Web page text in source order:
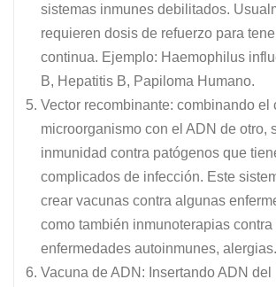
sistemas inmunes debilitados.
requieren dosis de refuerzo para
continua. Ejemplo: Haemophilus
B, Hepatitis B, Papiloma Humano.
Vector recombinante: combinando el
microorganismo con el ADN de otro,
inmunidad contra patógenos que
complicados de infección. Este
crear vacunas contra algunas
como también inmunoterapias contra
enfermedades autoinmunes, alergias.
Vacuna de ADN: Insertando ADN del